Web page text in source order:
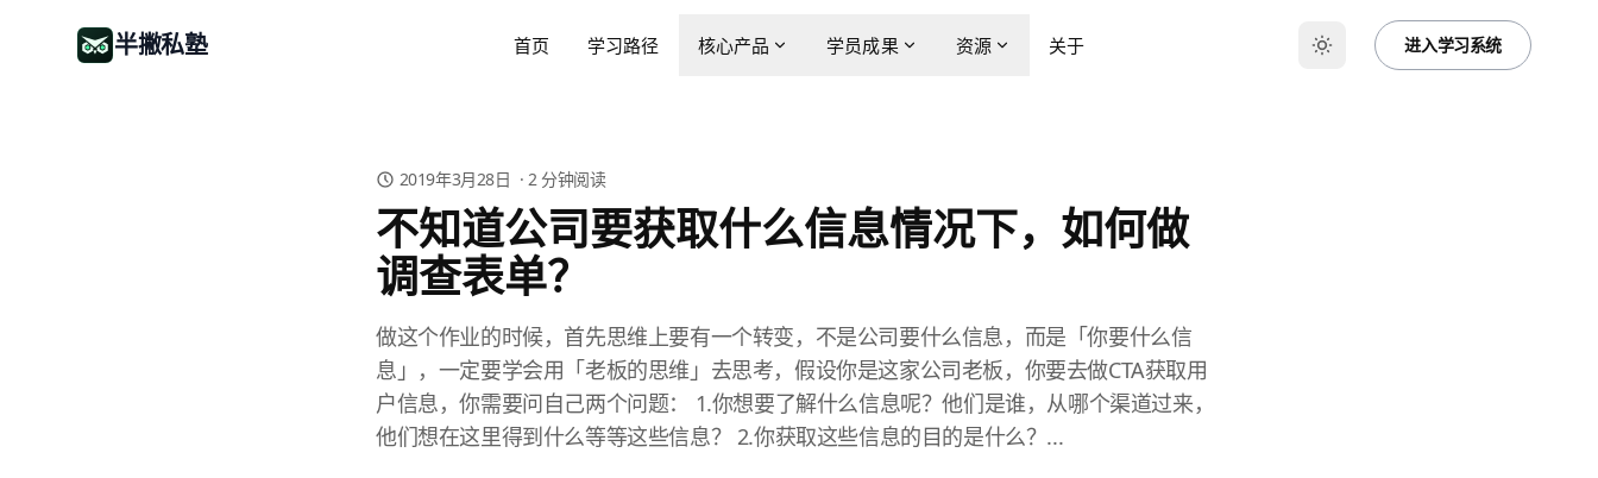
半撇私塾 首页 学习路径 核心产品 学员成果 资源 关于 进入学习系统
2019年3月28日 ·2分钟阅读
不知道公司要获取什么信息情况下，如何做
调查表单？
做这个作业的时候，首先思维上要有一个转变，不是公司要什么信息，而是「你要什么信
息」，一定要学会用「老板的思维」去思考，假设你是这家公司老板，你要去做CTA获取用
户信息，你需要问自己两个问题： 1.你想要了解什么信息呢？他们是谁，从哪个渠道过来，
他们想在这里得到什么等等这些信息？ 2.你获取这些信息的目的是什么？...